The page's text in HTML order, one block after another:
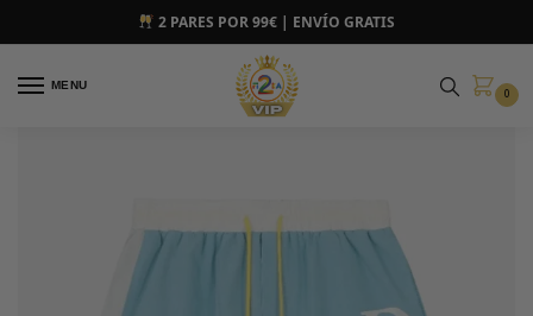
2 PARES POR 99€ | ENVÍO GRATIS
MENU
0